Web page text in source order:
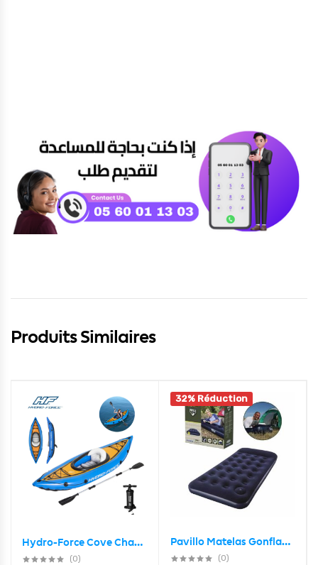
Produits Similaires
Hydro-Force Cove Champion Kayak Gonflable 275 x 81cm Bestway#65115
(0)
32% Réduction
Pavillo Matelas Gonflable avec une pompe à pied intégrée Bestway 67224
(0)